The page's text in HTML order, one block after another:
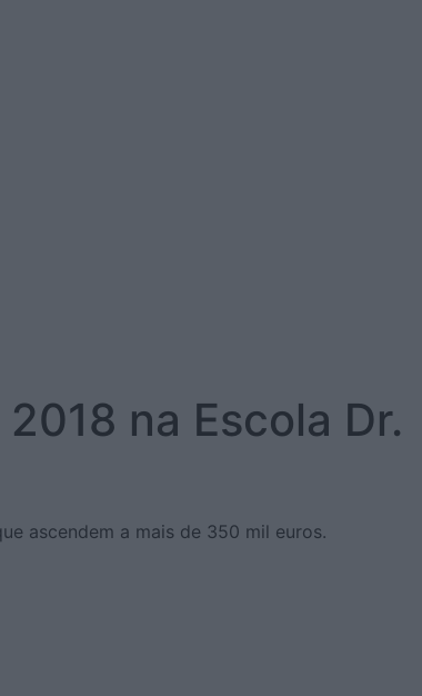
na Escola Dr.
ascendem a mais de 350 mil euros.